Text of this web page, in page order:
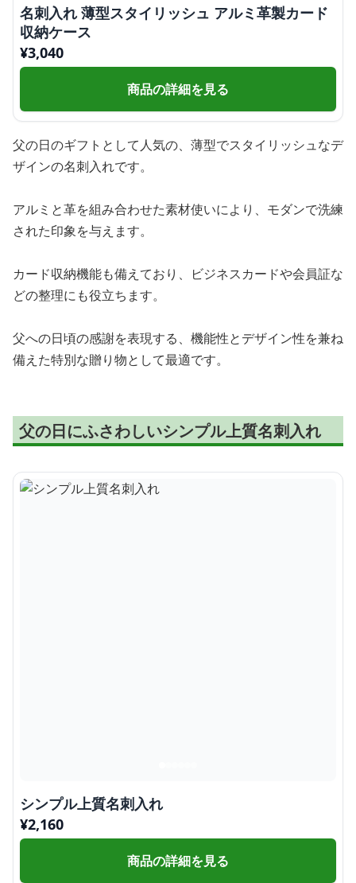
名刺入れ 薄型スタイリッシュ アルミ革製カード
収納ケース
¥3,040
商品の詳細を見る
父の日のギフトとして人気の、薄型でスタイリッシュなデ
ザインの名刺入れです。
アルミと革を組み合わせた素材使いにより、モダンで洗練
された印象を与えます。
カード収納機能も備えており、ビジネスカードや会員証な
どの整理にも役立ちます。
父への日頃の感謝を表現する、機能性とデザイン性を兼ね
備えた特別な贈り物として最適です。
父の日にふさわしいシンプル上質名刺入れ
シンプル上質名刺入れ
¥2,160
商品の詳細を見る